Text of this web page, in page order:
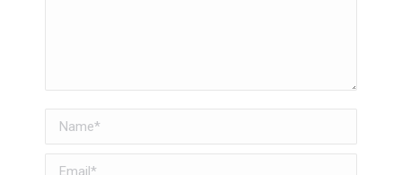
Name *
Email *